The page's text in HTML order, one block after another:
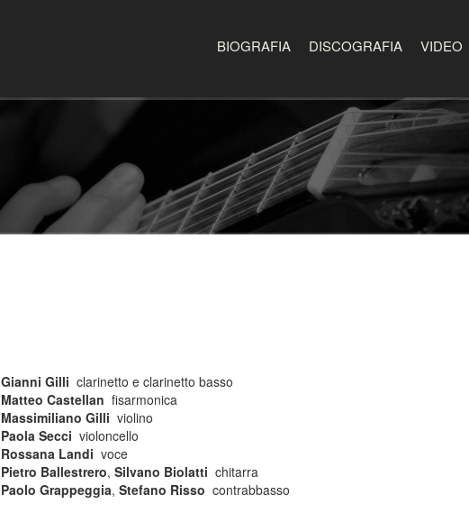
BIOGRAFIA DISCOGRAFIA VIDEO
Gianni Gilli clarinetto e clarinetto basso
Matteo Castellan fisarmonica
Massimiliano Gilli violino
Paola Secci violoncello
Rossana Landi voce
Pietro Ballestrero,Silvano Biolatti chitarra
Paolo Grappeggia,Stefano Risso contrabbasso